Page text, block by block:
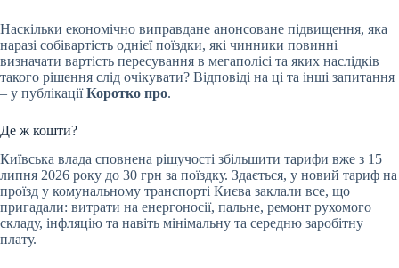
Наскільки економічно виправдане анонсоване підвищення, яка
наразі собівартість однієї поїздки, які чинники повинні
визначати вартість пересування в мегаполісі та яких наслідків
такого рішення слід очікувати? Відповіді на ці та інші запитання
– у публікаціїКоротко про.
Де ж кошти?
Київська влада сповнена рішучості збільшити тарифи вже з 15
липня 2026 року до 30 грн за поїздку. Здається, у новий тариф на
проїзд у комунальному транспорті Києва заклали все, що
пригадали: витрати на енергоносії, пальне, ремонт рухомого
складу, інфляцію та навіть мінімальну та середню заробітну
плату.